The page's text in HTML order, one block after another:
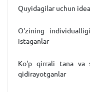
Quyidagilar uchun
O'zining
istaganlar
Ko'p qirrali tana va
qidirayotganlar